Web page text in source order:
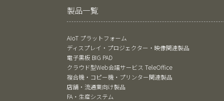
製品一覧
AIoT プラットフォーム
ディスプレイ・プロジェクター・映像関連製品
電子黒板 BIG PAD
クラウド型Web会議サービス TeleOffice
複合機・コピー機・プリンター関連製品
店舗・流通業向け製品
FA・生産システム